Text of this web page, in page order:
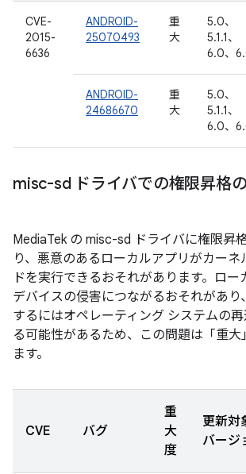
CVE-
2015-
6636
ANDROID-
25070493
重
大
5.0、
5.1.1、
6.0、
ANDROID-
24686670
重
大
5.0、
5.1.1、
6.0、
misc-sd ドライバでの権限昇格
MediaTek の misc-sd ドライバに権限昇
り、悪意のあるローカルアプリがカーネ
ドを実行できるおそれがあります。ロー
デバイスの侵害につながるおそれがあり
するにはオペレーティング システムの
る可能性があるため、この問題は「重
ます。
CVE バグ
重
大
度
更新対
バージ